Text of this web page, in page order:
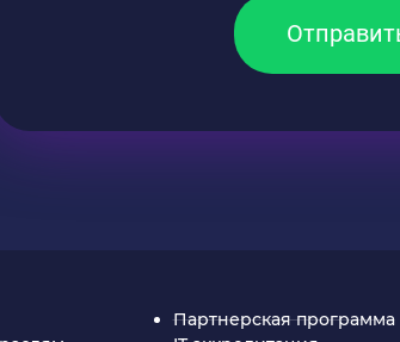
Партнерская программа